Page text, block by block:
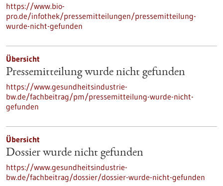
https://www.bio-
pro.de/infothek/pressemitteilungen/pressemitteilung-
wurde-nicht-gefunden
Übersicht
Pressemitteilung wurde nicht gefunden
https://www.gesundheitsindustrie-
bw.de/fachbeitrag/pm/pressemitteilung-wurde-nicht-
gefunden
Übersicht
Dossier wurde nicht gefunden
https://www.gesundheitsindustrie-
bw.de/fachbeitrag/dossier/dossier-wurde-nicht-gefunden